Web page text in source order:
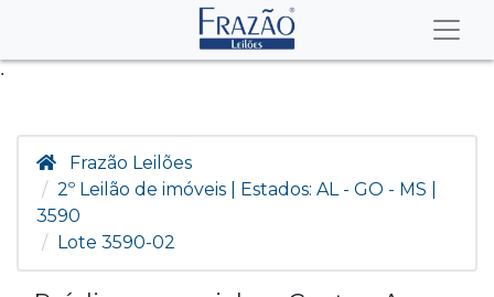
.
Frazão Leilões
2º Leilão de imóveis | Estados: AL - GO - MS |
3590
Lote 3590-02